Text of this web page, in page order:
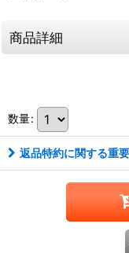
商品詳細
数量:
返品特約に関する重